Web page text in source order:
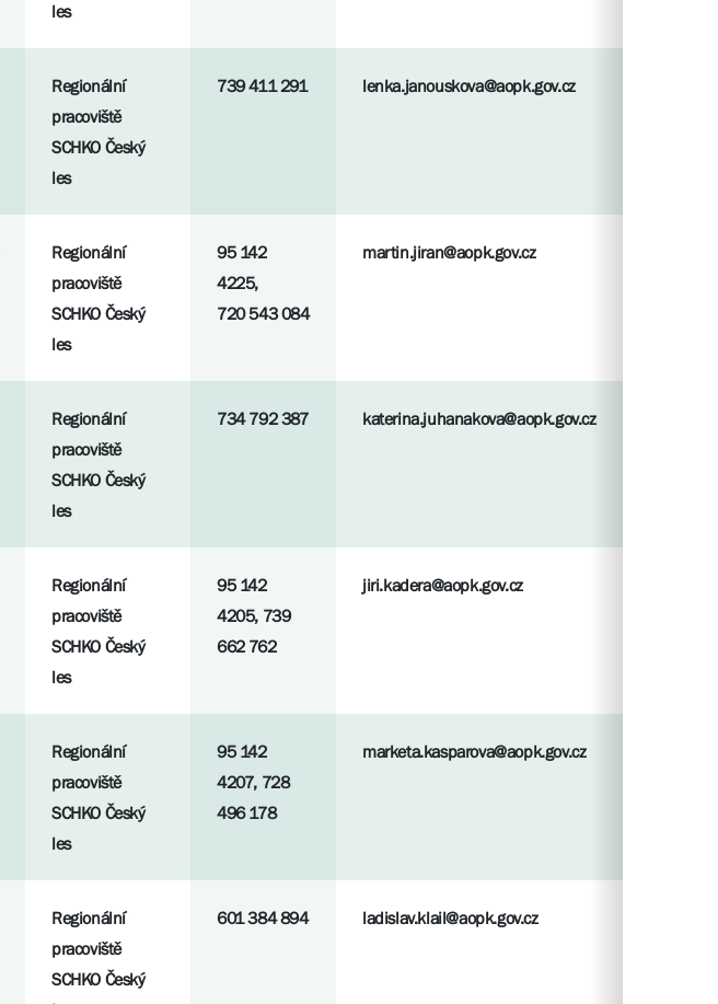
les
Regionální
pracoviště
SCHKO Český
les
739 411 291 lenka.janouskova@aopk.gov.cz
Regionální
pracoviště
SCHKO Český
les
95 142
4225,
720 543 084
martin.jiran@aopk.gov.cz
Regionální
pracoviště
SCHKO Český
les
734 792 387 katerina.juhanakova@aopk.gov.cz
Regionální
pracoviště
SCHKO Český
les
95 142
4205, 739
662 762
jiri.kadera@aopk.gov.cz
Regionální
pracoviště
SCHKO Český
les
95 142
4207, 728
496 178
marketa.kasparova@aopk.gov.cz
Regionální
pracoviště
SCHKO Český
601 384 894 ladislav.klail@aopk.gov.cz